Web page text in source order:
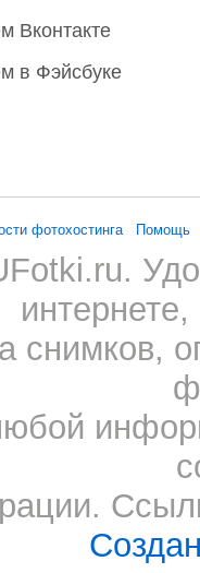
Вконтакте
в Фэйсбуке
фотохостинга Помощь
снимков,